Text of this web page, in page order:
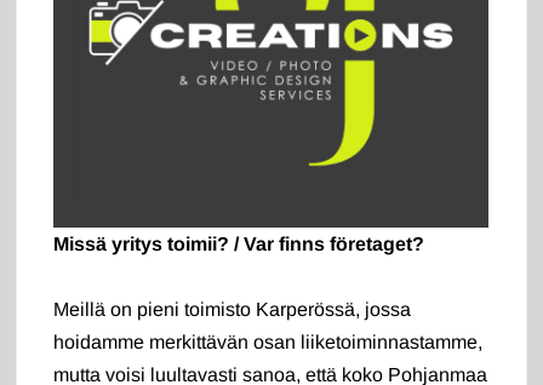
Missä yritys toimii? / Var finns företaget?
Meillä on pieni toimisto Karperössä, jossa
hoidamme merkittävän osan liiketoiminnastamme,
mutta voisi luultavasti sanoa, että koko Pohjanmaa